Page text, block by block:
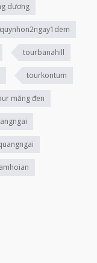
dương
tourbanahill
tourkontum
măng đen